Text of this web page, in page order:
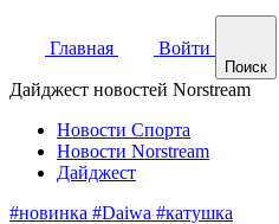
Главная Войти
Поиск
Дайджест новостей Norstream
Новости Спорта
Новости Norstream
Дайджест
#новинка #Daiwa #катушка